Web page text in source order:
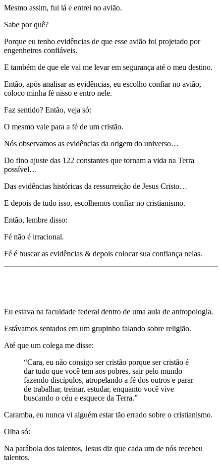
Mesmo assim, fui lá e entrei no avião.
Sabe por quê?
Porque eu tenho evidências de que esse avião foi projetado por
engenheiros confiáveis.
E também de que ele vai me levar em segurança até o meu destino.
Então, após analisar as evidências, eu escolho confiar no avião,
coloco minha fé nisso e entro nele.
Faz sentido? Então, veja só:
O mesmo vale para a fé de um cristão.
Nós observamos as evidências da origem do universo…
Do fino ajuste das 122 constantes que tornam a vida na Terra
possível…
Das evidências históricas da ressurreição de Jesus Cristo…
E depois de tudo isso, escolhemos confiar no cristianismo.
Então, lembre disso:
Fé não é irracional.
Fé é buscar as evidências & depois colocar sua confiança nelas.
Eu estava na faculdade federal dentro de uma aula de antropologia.
Estávamos sentados em um grupinho falando sobre religião.
Até que um colega me disse:
“Cara, eu não consigo ser cristão porque ser cristão é
dar tudo que você tem aos pobres, sair pelo mundo
fazendo discípulos, atropelando a fé dos outros e parar
de trabalhar, treinar, estudar, enquanto você vive
buscando o céu e esquece da Terra.”
Caramba, eu nunca vi alguém estar tão errado sobre o cristianismo.
Olha só:
Na parábola dos talentos, Jesus diz que cada um de nós recebeu
talentos.